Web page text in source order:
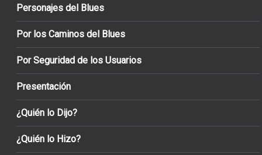
Personajes del Blues
Por los Caminos del Blues
Por Seguridad de los Usuarios
Presentación
¿Quién lo Dijo?
¿Quién lo Hizo?